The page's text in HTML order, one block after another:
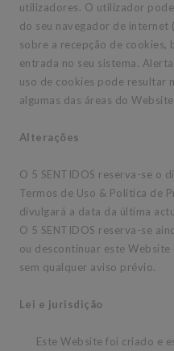
utilizadores. O utilizador
do seu navegador de
sobre a recepção de cookies,
entrada no seu sistema.
uso de cookies pode resultar
algumas das áreas do
Alterações
O 5 SENTIDOS reserva-se o
Termos de Uso & Política de
divulgará a data da última
O 5 SENTIDOS reserva-se
ou descontinuar este
sem qualquer aviso prévio.
Lei e jurisdição
Este Website foi criado e